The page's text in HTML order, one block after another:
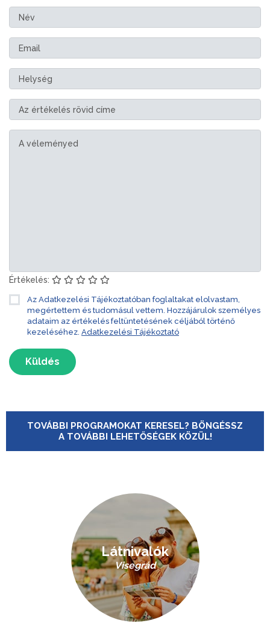
Értékelés:
Az Adatkezelési Tájékoztatóban foglaltakat elolvastam,
megértettem és tudomásul vettem. Hozzájárulok személyes
adataim az értékelés feltüntetésének céljából történő
kezeléséhez. Adatkezelési Tájékoztató
Küldés
TOVÁBBI PROGRAMOKAT KERESEL? BÖNGÉSSZ
A TOVÁBBI LEHETŐSÉGEK KÖZÜL!
Látnivalók
Visegrád